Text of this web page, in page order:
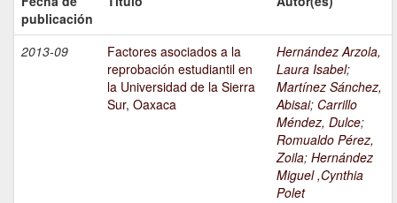
publicación
2013-09
Factores asociados a la
reprobación estudiantil en
la Universidad de la Sierra
Sur, Oaxaca
Hernández Arzola,
Laura Isabel;
Martínez Sánchez,
Abisai; Carrillo
Méndez, Dulce;
Romualdo Pérez,
Zoila; Hernández
Miguel ,Cynthia
Polet